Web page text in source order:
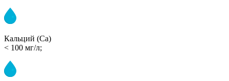
Кальций (Ca)
< 100 мг/л;